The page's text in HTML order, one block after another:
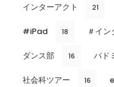
インターアクト 21
#iPad 18 ＃イ
ダンス部 16 バド
社会科ツアー 16